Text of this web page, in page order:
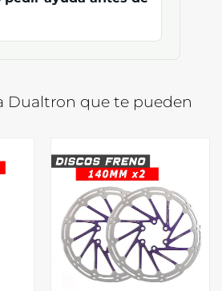
Dualtron que te pueden